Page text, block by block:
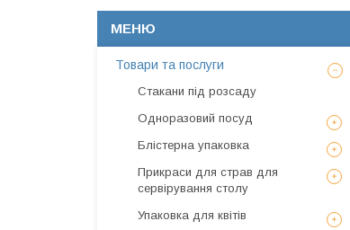
Товари та послуги
Стакани під розсаду
Одноразовий посуд
Блістерна упаковка
Прикраси для страв для
сервірування столу
Упаковка для квітів